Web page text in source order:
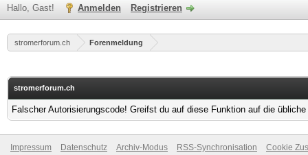
Hallo, Gast! Anmelden Registrieren
stromerforum.ch Forenmeldung
stromerforum.ch
Falscher Autorisierungscode! Greifst du auf diese Funktion auf die
Impressum Datenschutz Archiv-Modus RSS-Synchronisation Cookie